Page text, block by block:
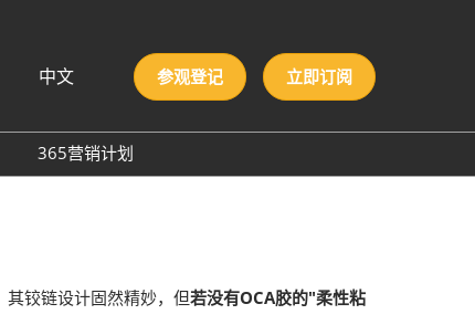
中文
参观登记 立即订阅
能材料展
周
365营销计划
铰链设计固然精妙，但若没有OCA胶的"柔性粘